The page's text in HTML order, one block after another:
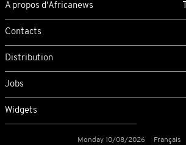
A propos d'Africanews
Contacts
Distribution
Jobs
Widgets
Monday 10/08/2026